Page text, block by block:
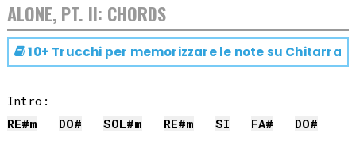
ALONE, PT. II: CHORDS
10+ Trucchi per memorizzare le note su Chitarra
RE#m DO# SOL#m RE#m SI FA# DO#